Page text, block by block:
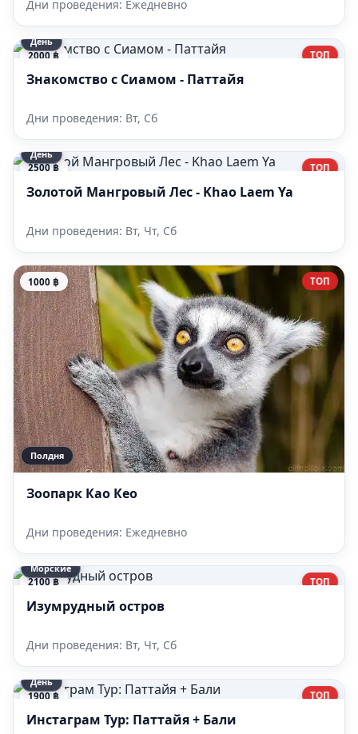
Дни проведения: Ежедневно
2000 ฿ ТОП
День
Знакомство с Сиамом - Паттайя
Дни проведения: Вт, Сб
2500 ฿ ТОП
День
Золотой Мангровый Лес - Khao Laem Ya
Дни проведения: Вт, Чт, Сб
1000 ฿ ТОП
Полдня
Зоопарк Као Кео
Дни проведения: Ежедневно
2100 ฿ ТОП
Морские
Изумрудный остров
Дни проведения: Вт, Чт, Сб
1900 ฿ ТОП
День
Инстаграм Тур: Паттайя + Бали